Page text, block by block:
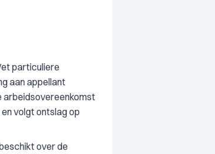
particuliere
aan appellant
arbeidsovereenkomst
volgt ontslag op
over de